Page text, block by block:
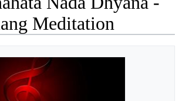
Meditation